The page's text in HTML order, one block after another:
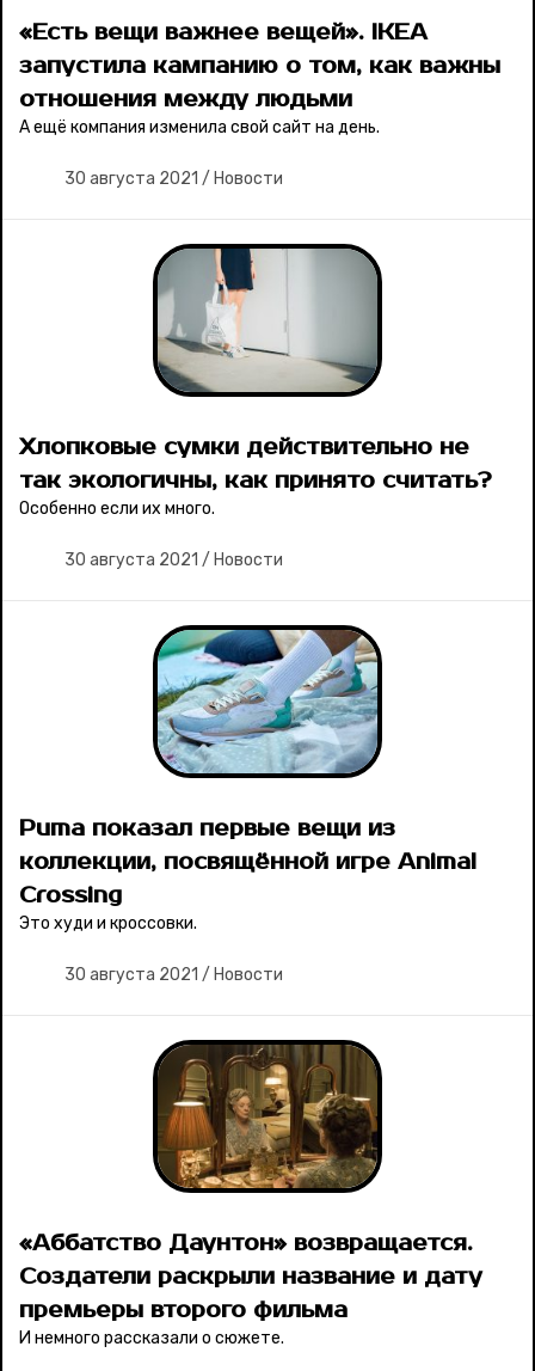
«Есть вещи важнее вещей». IKEA
запустила кампанию о том, как важны
отношения между людьми
А ещё компания изменила свой сайт на день.
30 августа 2021 / Новости
Хлопковые сумки действительно не
так экологичны, как принято считать?
Особенно если их много.
30 августа 2021 / Новости
Puma показал первые вещи из
коллекции, посвящённой игре Animal
Crossing
Это худи и кроссовки.
30 августа 2021 / Новости
«Аббатство Даунтон» возвращается.
Создатели раскрыли название и дату
премьеры второго фильма
И немного рассказали о сюжете.